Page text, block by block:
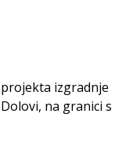
izgradnje
na granici s